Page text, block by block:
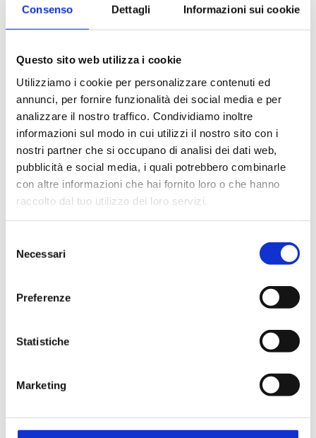
Consenso Dettagli Informazioni sui cookie
Questo sito web utilizza i cookie
Utilizziamo i cookie per personalizzare contenuti ed
annunci, per fornire funzionalità dei social media e per
analizzare il nostro traffico. Condividiamo inoltre
informazioni sul modo in cui utilizzi il nostro sito con i
nostri partner che si occupano di analisi dei dati web,
pubblicità e social media, i quali potrebbero combinarle
con altre informazioni che hai fornito loro o che hanno
raccolto dal tuo utilizzo dei loro servizi.
delNecessari
Preferenze
Statistiche
Marketing
Provette con tappo a vite SVL